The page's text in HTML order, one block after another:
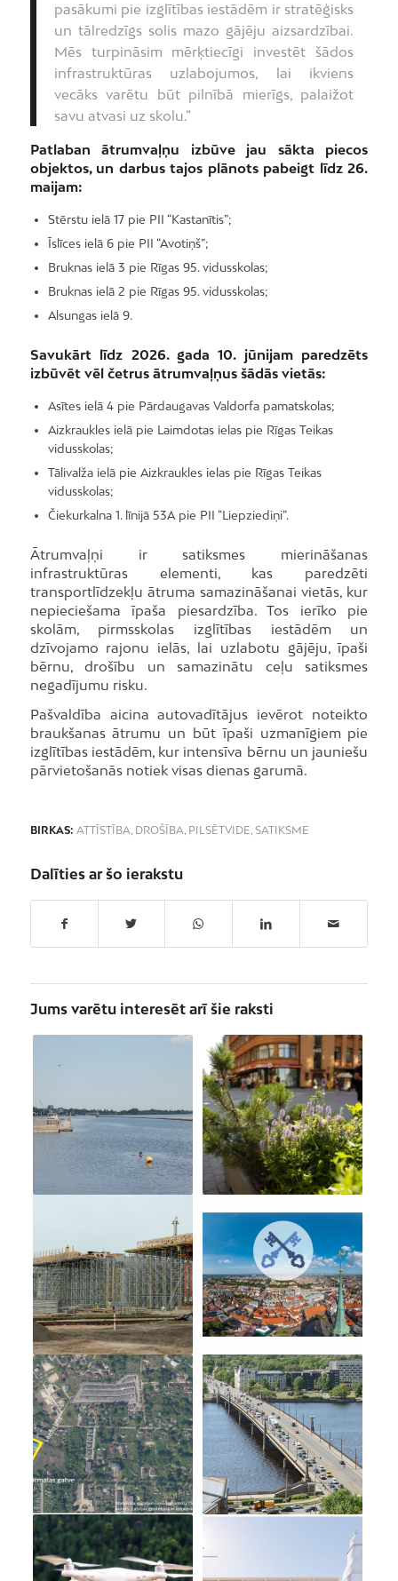
pasākumi pie izglītības iestādēm ir stratēģisks
un tālredzīgs solis mazo gājēju aizsardzībai.
Mēs turpināsim mērķtiecīgi investēt šādos
infrastruktūras uzlabojumos, lai ikviens
vecāks varētu būt pilnībā mierīgs, palaižot
savu atvasi uz skolu.”
Patlaban ātrumvaļņu izbūve jau sākta piecos
objektos, un darbus tajos plānots pabeigt līdz 26.
maijam:
Stērstu ielā 17 pie PII “Kastanītis”;
Īslīces ielā 6 pie PII “Avotiņš”;
Bruknas ielā 3 pie Rīgas 95. vidusskolas;
Bruknas ielā 2 pie Rīgas 95. vidusskolas;
Alsungas ielā 9.
Savukārt līdz 2026. gada 10. jūnijam paredzēts
izbūvēt vēl četrus ātrumvaļņus šādās vietās:
Asītes ielā 4 pie Pārdaugavas Valdorfa pamatskolas;
Aizkraukles ielā pie Laimdotas ielas pie Rīgas Teikas
vidusskolas;
Tālivalža ielā pie Aizkraukles ielas pie Rīgas Teikas
vidusskolas;
Čiekurkalna 1. līnijā 53A pie PII “Liepziediņi”.
Ātrumvaļņi ir satiksmes mierināšanas
infrastruktūras elementi, kas paredzēti
transportlīdzekļu ātruma samazināšanai vietās, kur
nepieciešama īpaša piesardzība. Tos ierīko pie
skolām, pirmsskolas izglītības iestādēm un
dzīvojamo rajonu ielās, lai uzlabotu gājēju, īpaši
bērnu, drošību un samazinātu ceļu satiksmes
negadījumu risku.
Pašvaldība aicina autovadītājus ievērot noteikto
braukšanas ātrumu un būt īpaši uzmanīgiem pie
izglītības iestādēm, kur intensīva bērnu un jauniešu
pārvietošanās notiek visas dienas garumā.
BIRKAS: ATTĪSTĪBA, DROŠĪBA, PILSĒTVIDE, SATIKSME
Dalīties ar šo ierakstu
Jums varētu interesēt arī šie raksti